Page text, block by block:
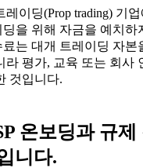
레이딩(Prop trading) 기
을 위해 자금을 예치하
는 대개 트레이딩 자본
라 평가, 교육 또는 회사
것입니다.
온보딩과 규제
니다.